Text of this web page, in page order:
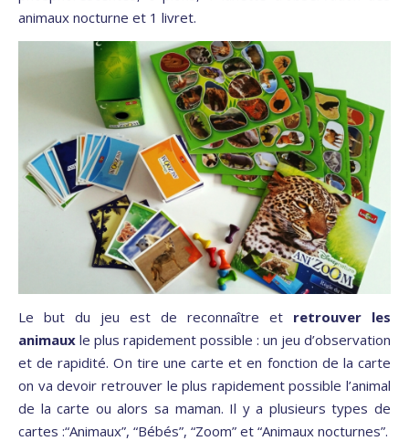
animaux nocturne et 1 livret.
Le but du jeu est de reconnaître et retrouver les
animaux le plus rapidement possible : un jeu d’observation
et de rapidité. On tire une carte et en fonction de la carte
on va devoir retrouver le plus rapidement possible l’animal
de la carte ou alors sa maman. Il y a plusieurs types de
cartes :“Animaux”, “Bébés”, “Zoom” et “Animaux nocturnes”.